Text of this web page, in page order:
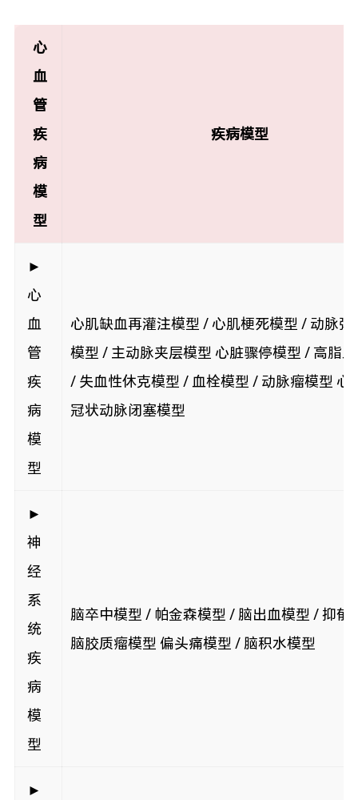
心
血
管
疾
病
模
型
疾病模型
►
心
血
管
疾
病
模
型
心肌缺血再灌注模型 / 心肌梗死模型 / 动脉粥
模型 / 主动脉夹层模型 心脏骤停模型 / 高脂
/ 失血性休克模型 / 血栓模型 / 动脉瘤模型 心
冠状动脉闭塞模型
►
神
经
系
统
疾
病
模
型
脑卒中模型 / 帕金森模型 / 脑出血模型 / 抑郁
脑胶质瘤模型 偏头痛模型 / 脑积水模型
►